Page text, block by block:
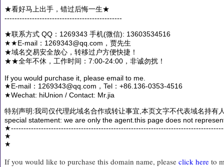
★看好马上出手，错过后悔一生★
-----------------------------------------------
★联系方式 QQ：1269343 手机(微信): 13603534516
★★E-mail：1269343@qq.com，贾先生
★域名交易安全放心，转移过户方便快捷！
★★全年不休，工作时间：7:00-24:00，非诚勿扰！
If you would purchase it, please email to me.
★E-mail：1269343@qq.com，Tel：+86.136-0353-4516
★Wechat: hiUnion / Contact: Mr.jia
特别声明:我司仅代理此域名合作或转让事宜,本页文字不代表域名持有
special statement: we are only the agent.this page does not
★
★
If you would like to purchase this domain name, please click here to